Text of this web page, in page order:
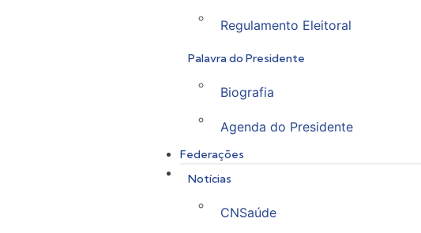
Regulamento Eleitoral
Palavra do Presidente
Biografia
Agenda do Presidente
Federações
Notícias
CNSaúde